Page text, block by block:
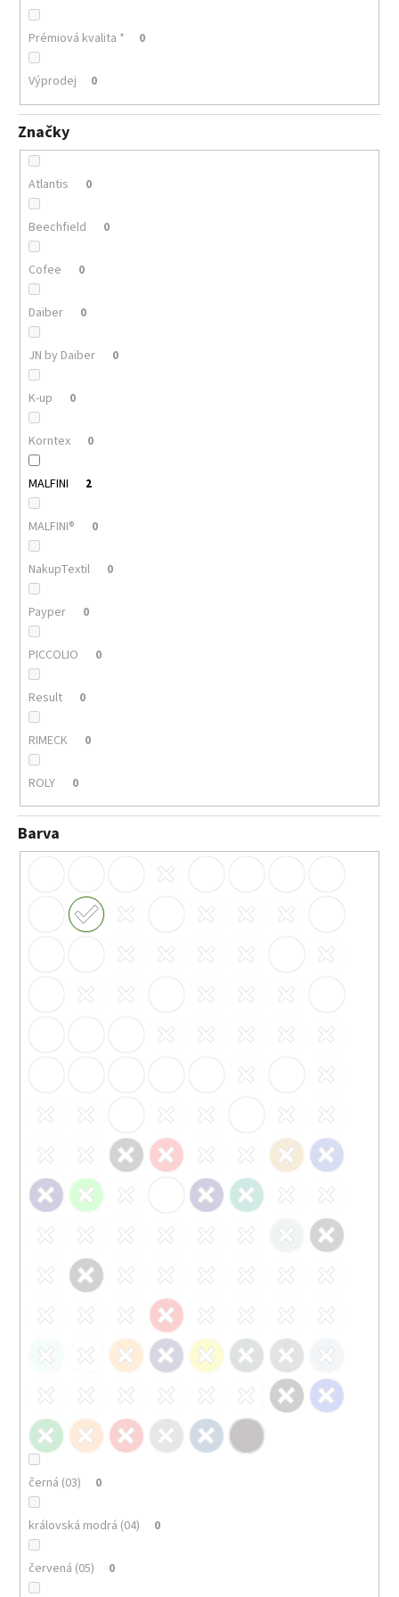
Prémiová kvalita * 0
Výprodej 0
Značky
Atlantis 0
Beechfield 0
Cofee 0
Daiber 0
JN by Daiber 0
K-up 0
Korntex 0
MALFINI 2
MALFINI® 0
NakupTextil 0
Payper 0
PICCOLIO 0
Result 0
RIMECK 0
ROLY 0
Barva
černá (03) 0
královská modrá (04) 0
červená (05) 0